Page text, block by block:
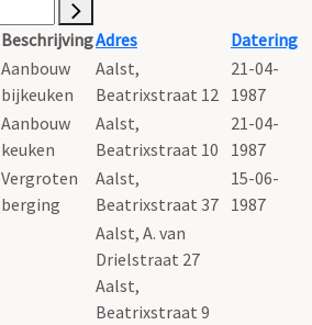
BeschrijvingAdres
Datering
Aanbouw
bijkeuken
Aalst,
Beatrixstraat 12
21-04-
1987
Aanbouw
keuken
Aalst,
Beatrixstraat 10
21-04-
1987
Vergroten
berging
Aalst,
Beatrixstraat 37
15-06-
1987
Aalst, A. van
Drielstraat 27
Aalst,
Beatrixstraat 9